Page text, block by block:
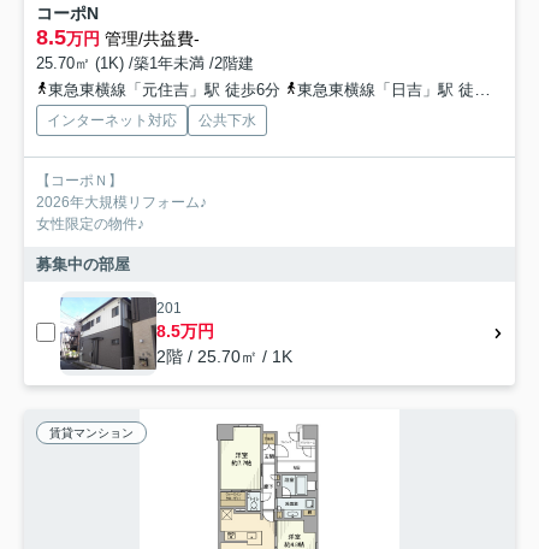
コーポN
8.5万円 管理/共益費-
25.70㎡ (1K) /築1年未満 /2階建
東急東横線「元住吉」駅 徒歩6分
東急東横線「日吉」駅 徒歩14分
インターネット対応 公共下水
【コーポＮ】
2026年大規模リフォーム♪
女性限定の物件♪
募集中の部屋
201
8.5万円
2階 / 25.70㎡ / 1K
賃貸マンション